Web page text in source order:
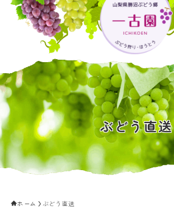
ホーム
ぶどう狩り
ぶどうの品種
ぶどう直送
ぶどう直送
ホーム ぶどう直送